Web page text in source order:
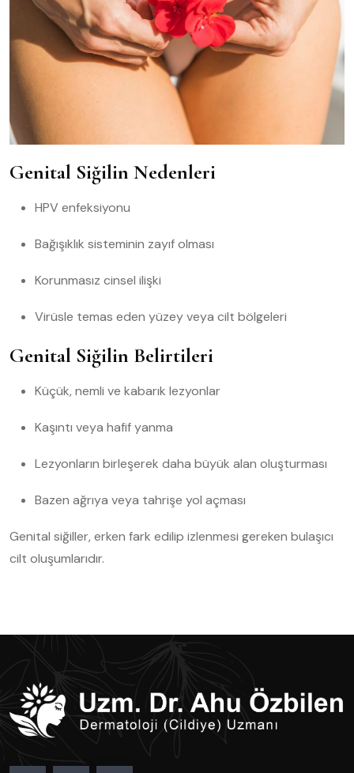
Genital Siğilin Nedenleri
HPV enfeksiyonu
Bağışıklık sisteminin zayıf olması
Korunmasız cinsel ilişki
Virüsle temas eden yüzey veya cilt bölgeleri
Genital Siğilin Belirtileri
Küçük, nemli ve kabarık lezyonlar
Kaşıntı veya hafif yanma
Lezyonların birleşerek daha büyük alan oluşturması
Bazen ağrıya veya tahrişe yol açması
Genital siğiller, erken fark edilip izlenmesi gereken bulaşıcı
cilt oluşumlarıdır.